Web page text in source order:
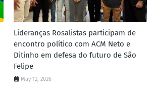
Lideranças Rosalistas participam de
encontro político com ACM Neto e
Ditinho em defesa do futuro de São
Felipe
May 12, 2026